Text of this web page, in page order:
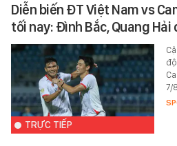
Diễn biến ĐT Việt Nam vs
tối nay: Đình Bắc, Quang Hải
TRỰC TIẾP
7/8.